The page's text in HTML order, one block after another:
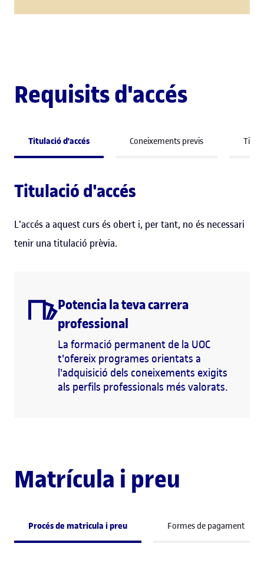
Requisits d'accés
Titulació d'accés Coneixements previs
Titulació d'accés
L'accés a aquest curs és obert i, per tant, no és necessari
tenir una titulació prèvia.
Potencia la teva carrera
professional
La formació permanent de la UOC
t'ofereix programes orientats a
l'adquisició dels coneixements exigits
als perfils professionals més valorats.
Matrícula i preu
Procés de matricula i preu Formes de pagament